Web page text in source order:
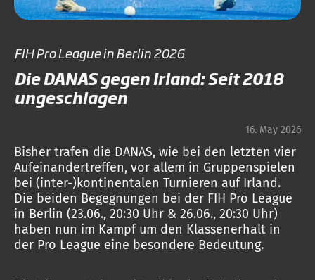
FIH Pro League in Berlin 2026
Die DANAS gegen Irland: Seit 2018
ungeschlagen
16. May 2026
Bisher trafen die DANAS, wie bei den letzten vier
Aufeinandertreffen, vor allem in Gruppenspielen
bei (inter-)kontinentalen Turnieren auf Irland.
Die beiden Begegnungen bei der FIH Pro League
in Berlin (23.06., 20:30 Uhr & 26.06., 20:30 Uhr)
haben nun im Kampf um den Klassenerhalt in
der Pro League eine besondere Bedeutung.